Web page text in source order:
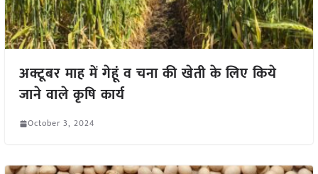
अक्टूबर माह में गेहूं व चना की खेती के लिए किये
जाने वाले कृषि कार्य
October 3, 2024